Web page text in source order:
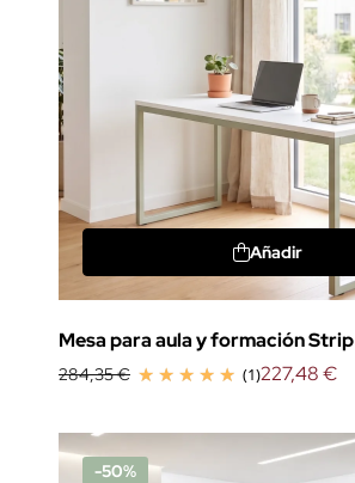
Añadir
Mesa para aula y formación Strip
284,35 € (1)227,48 €
-50%